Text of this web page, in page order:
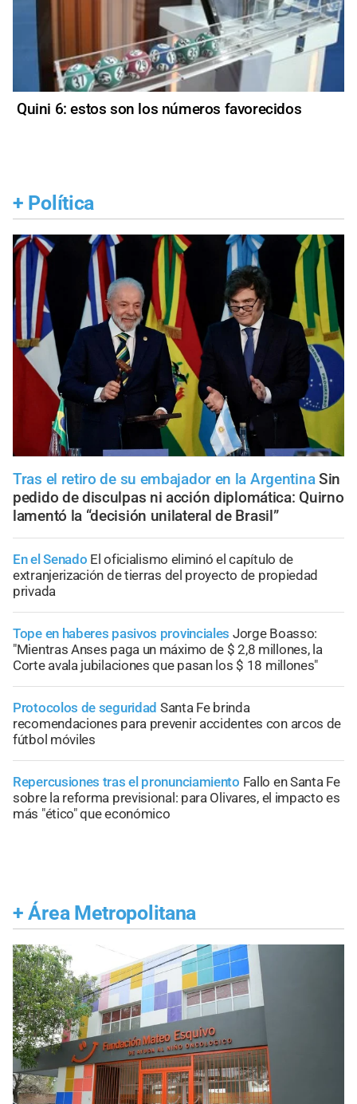
Quini 6: estos son los números favorecidos
+ Política
Tras el retiro de su embajador en la Argentina Sin
pedido de disculpas ni acción diplomática: Quirno
lamentó la “decisión unilateral de Brasil”
En el Senado El oficialismo eliminó el capítulo de
extranjerización de tierras del proyecto de propiedad
privada
Tope en haberes pasivos provinciales Jorge Boasso:
"Mientras Anses paga un máximo de $ 2,8 millones, la
Corte avala jubilaciones que pasan los $ 18 millones"
Protocolos de seguridad Santa Fe brinda
recomendaciones para prevenir accidentes con arcos de
fútbol móviles
Repercusiones tras el pronunciamiento Fallo en Santa Fe
sobre la reforma previsional: para Olivares, el impacto es
más "ético" que económico
+ Área Metropolitana